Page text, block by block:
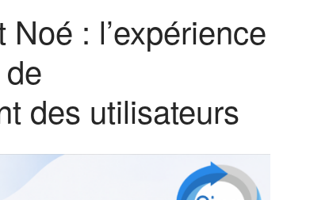
: l’expérience
des utilisateurs